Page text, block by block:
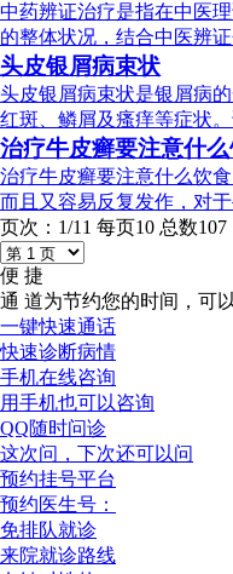
中药辨证治疗是指在中医
的整体状况，结合中医辨
头皮银屑病束状
头皮银屑病束状是银屑病
红斑、鳞屑及瘙痒等症状
治疗牛皮癣要注意什
治疗牛皮癣要注意什么饮
而且又容易反复发作，对
页次：1/11 每页10 总数
便 捷
通 道为节约您的时间，可
一键快速通话
快速诊断病情
手机在线咨询
用手机也可以咨询
QQ随时问诊
这次问，下次还可以问
预约挂号平台
预约医生号：
免排队就诊
来院就诊路线